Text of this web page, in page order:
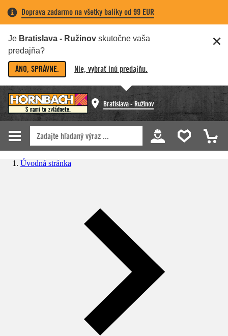
Doprava zadarmo na všetky balíky od 99 EUR
Je Bratislava - Ružinov skutočne vaša
predajňa?
ÁNO, SPRÁVNE. Nie, vybrať inú predajňu.
Bratislava - Ružinov
Úvodná stránka